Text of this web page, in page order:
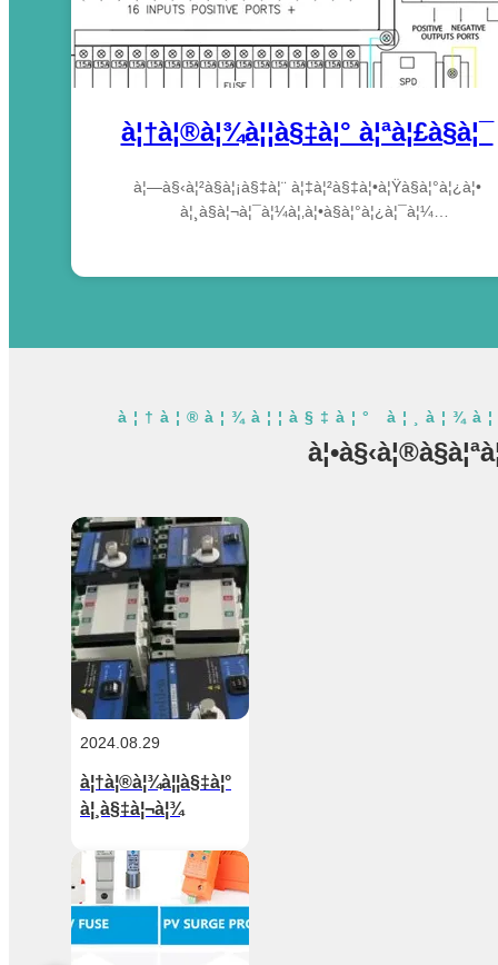
à¦†à¦®à¦¾à¦¦à§‡à¦° à¦ªà¦£à§à¦¯
à¦—à§‹à¦²à§à¦¡à§‡à¦¨ à¦‡à¦²à§‡à¦•à¦Ÿà§à¦°à¦¿à¦•
à¦¸à§à¦¬à¦¯à¦¼à¦‚à¦•à§à¦°à¦¿à¦¯à¦¼
à¦†à¦¨à§à¦¤à¦°à§à¦œà¦¾à¦¤à¦¿à¦• à¦®à¦¾à¦¨,
à¦¸à¦¿à¦‡, à¦†à¦‡à¦à¦¸à¦“9001, à¦à¦¸à¦œà¦¿à¦à¦¸
à¦‡à¦¤à§à¦¯à¦¾à¦¦à¦¿ à¦…à¦¨à§à¦¸à¦°à¦£
2024.08.29
à¦†à¦®à¦¾à¦¦à§‡à¦°
à¦¸à§‡à¦¬à¦¾
à¦†à¦®à¦¾à¦¦à§‡à¦°